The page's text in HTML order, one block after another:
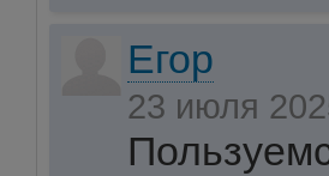
Егор
23 июля